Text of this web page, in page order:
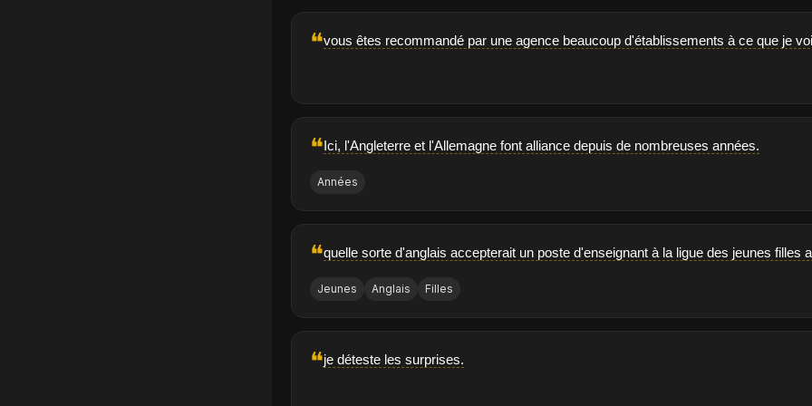
❝vous êtes recommandé par une agence beaucoup d'établissements à ce que je
❝Ici, l'Angleterre et l'Allemagne font alliance depuis de nombreuses années.
Années
❝quelle sorte d'anglais accepterait un poste d'enseignant à la ligue des jeunes filles
Jeunes Anglais Filles
❝je déteste les surprises.